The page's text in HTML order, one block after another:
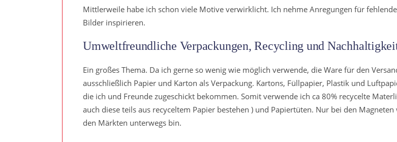
Mittlerweile habe ich schon viele Motive verwirklicht. Ich nehme Anregungen für
Bilder inspirieren.
Umweltfreundliche Verpackungen, Recycling und
Ein großes Thema. Da ich gerne so wenig wie möglich verwende, die Ware für den
ausschließlich Papier und Karton als Verpackung. Kartons, Füllpapier, Plastik und
die ich und Freunde zugeschickt bekommen. Somit verwende ich ca 80% recycelte
auch diese teils aus recyceltem Papier bestehen ) und Papiertüten. Nur bei den
den Märkten unterwegs bin.